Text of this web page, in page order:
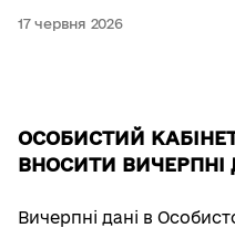
17 червня 2026
ОСОБИСТИЙ
ВНОСИТИ ВИЧЕРПНІ
Вичерпні дані в